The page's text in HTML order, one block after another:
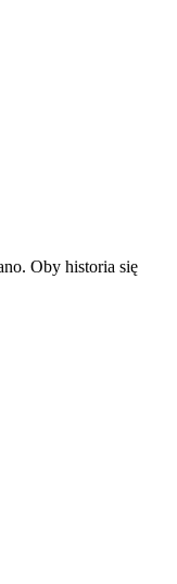
Oby historia się